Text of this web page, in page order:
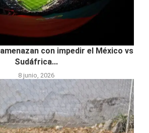
con impedir el México vs
Sudáfrica...
8 junio, 2026